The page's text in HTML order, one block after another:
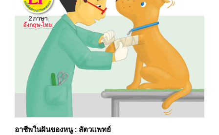
อาชีพในฝันของหนู : สัตวแพทย์